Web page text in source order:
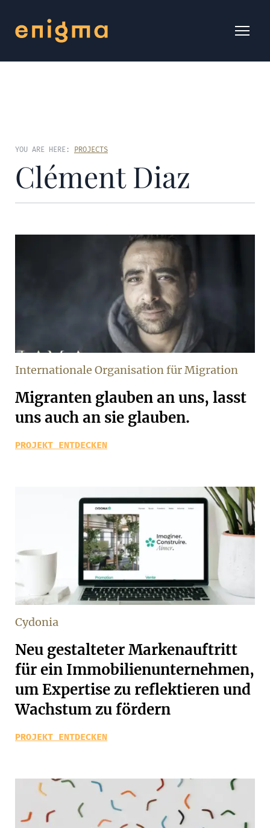
YOU ARE HERE: PROJECTS
Clément Diaz
Internationale Organisation für Migration
Migranten glauben an uns, lasst
uns auch an sie glauben.
PROJEKT ENTDECKEN
Cydonia
Neu gestalteter Markenauftritt
für ein Immobilienunternehmen,
um Expertise zu reflektieren und
Wachstum zu fördern
PROJEKT ENTDECKEN